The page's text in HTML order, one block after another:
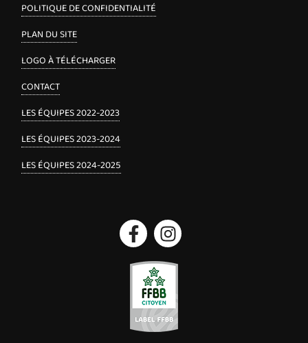
POLITIQUE DE CONFIDENTIALITÉ
PLAN DU SITE
LOGO À TÉLÉCHARGER
CONTACT
LES ÉQUIPES 2022-2023
LES ÉQUIPES 2023-2024
LES ÉQUIPES 2024-2025
FacebookInstagram